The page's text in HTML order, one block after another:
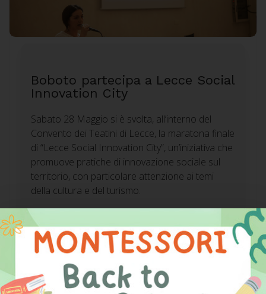
Boboto partecipa a Lecce Social
Innovation City
Sabato 28 Maggio si è svolta, all’interno del
Convento dei Teatini di Lecce, la maratona finale
di “Lecce Social Innovation City”, un’iniziativa che
promuove pratiche di innovazione sociale sul
territorio, con particolare attenzione ai temi
della cultura e del turismo.